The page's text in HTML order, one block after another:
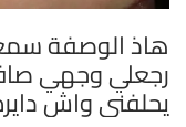
هاذ الوصفة
رجعلي وجهي
يحلفني واش